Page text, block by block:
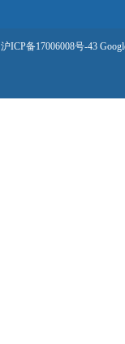
沪ICP备17006008号-43